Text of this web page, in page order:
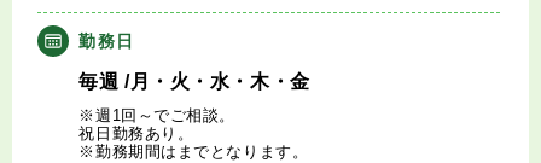
大学医局紹介
勤務日
毎週 /月・火・水・木・金
※週1回～でご相談。
祝日勤務あり。
※勤務期間はまでとなります。